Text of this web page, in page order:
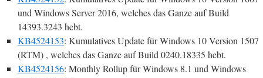
und Windows Server 2016, welches das Ganze auf Build
14393.3243 hebt.
KB4524153: Kumulatives Update für Windows 10 Version 1507
(RTM) , welches das Ganze auf Build 0240.18335 hebt.
KB4524156: Monthly Rollup für Windows 8.1 und Windows